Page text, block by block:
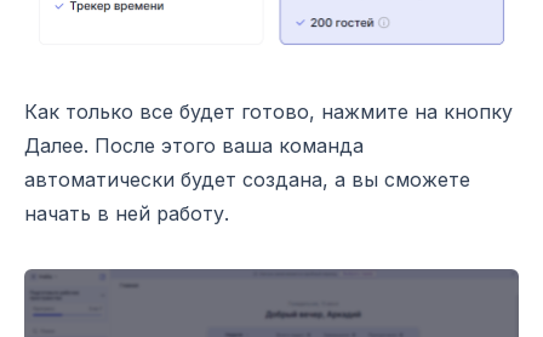
Как только все будет готово, нажмите на кнопку
Далее. После этого ваша команда
автоматически будет создана, а вы сможете
начать в ней работу.